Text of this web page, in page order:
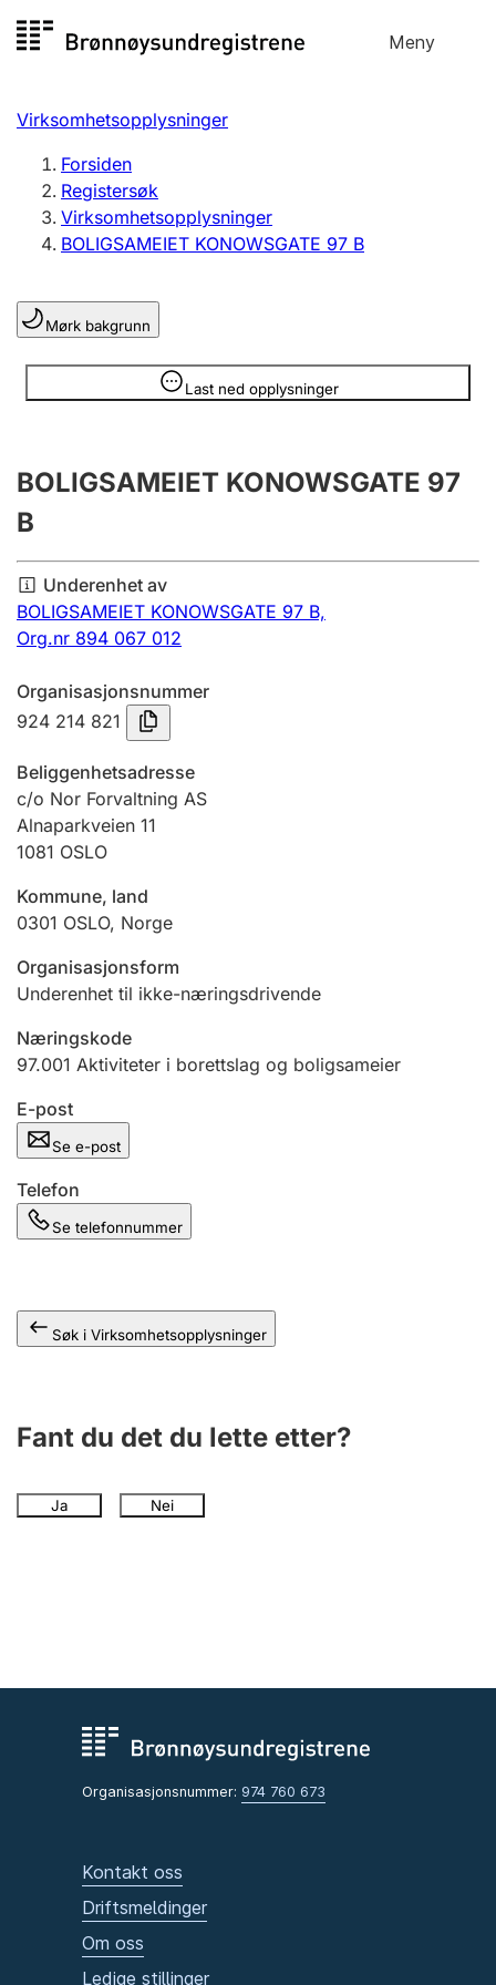
til
Meny
Registersøk
Aksjeselskap
Enkeltpersonforetak
Registrere, endre, slette
Lag og forening
Registrere, endre, slette
Innsending og forsinkelsesgebyr
Tinglysing
Jeger
Ektepaktveileder
Offentlig sektor
Andre tema
Virksomhetsopplysninger
Forsiden
Registersøk
Virksomhetsopplysninger
BOLIGSAMEIET KONOWSGATE 97 B
Mørk bakgrunn
Last ned opplysninger
Opplysninger er skjult
BOLIGSAMEIET KONOWSGATE 97
B
Underenhet av
BOLIGSAMEIET KONOWSGATE 97 B,
Org.nr 894 067 012
Organisasjonsnummer
924 214 821
Beliggenhetsadresse
c/o Nor Forvaltning AS
Alnaparkveien 11
1081 OSLO
Kommune, land
0301 OSLO, Norge
Organisasjonsform
Underenhet til ikke-næringsdrivende
Næringskode
97.001 Aktiviteter i borettslag og boligsameier
E-post
Se e-post
Telefon
Se telefonnummer
Søk i Virksomhetsopplysninger
Fant du det du lette etter?
Ja Nei
Organisasjonsnummer: 974 760 673
Kontakt oss
Driftsmeldinger
Om oss
Ledige stillinger